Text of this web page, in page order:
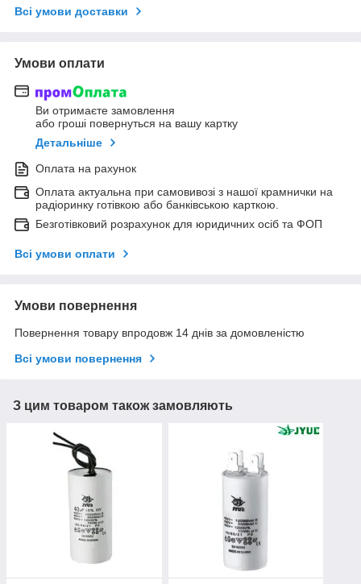
Всі умови доставки
Умови оплати
Ви отримаєте замовлення
або гроші повернуться на вашу картку
Детальніше
Оплата на рахунок
Оплата актуальна при самовивозі з нашої крамнички на
радіоринку готівкою або банківською карткою.
Безготівковий розрахунок для юридичних осіб та ФОП
Всі умови оплати
Умови повернення
Повернення товару впродовж 14 днів за домовленістю
Всі умови повернення
З цим товаром також замовляють